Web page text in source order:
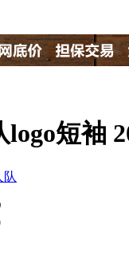
logo短袖
队